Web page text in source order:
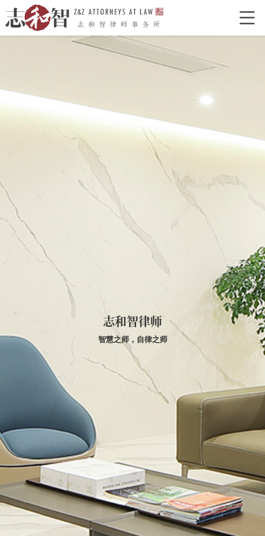

新闻资讯
律所党建
志和智律师
智慧之师，自律之师